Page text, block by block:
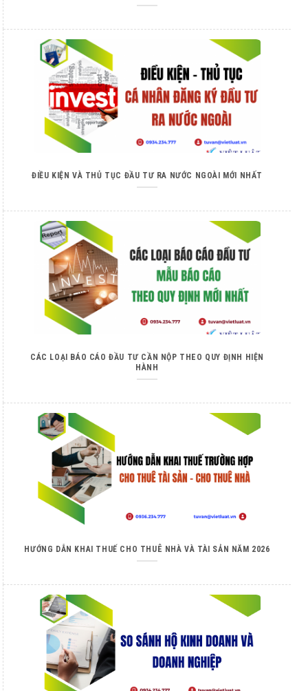
ĐIỀU KIỆN VÀ THỦ TỤC ĐẦU TƯ RA NƯỚC NGOÀI MỚI NHẤT
CÁC LOẠI BÁO CÁO ĐẦU TƯ CẦN NỘP THEO QUY ĐỊNH HIỆN
HÀNH
HƯỚNG DẪN KHAI THUẾ CHO THUÊ NHÀ VÀ TÀI SẢN NĂM 2026